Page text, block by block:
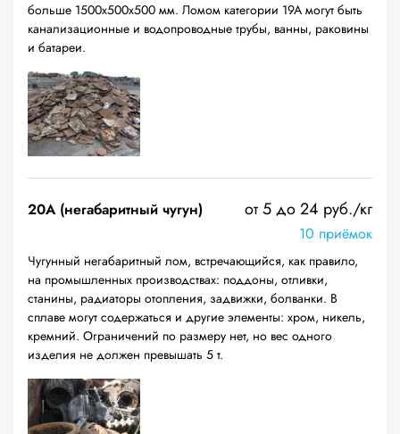
больше 1500х500х500 мм. Ломом категории 19А могут быть
канализационные и водопроводные трубы, ванны, раковины
и батареи.
20A (негабаритный чугун) от 5 до 24 руб./кг
10 приёмок
Чугунный негабаритный лом, встречающийся, как правило,
на промышленных производствах: поддоны, отливки,
станины, радиаторы отопления, задвижки, болванки. В
сплаве могут содержаться и другие элементы: хром, никель,
кремний. Ограничений по размеру нет, но вес одного
изделия не должен превышать 5 т.